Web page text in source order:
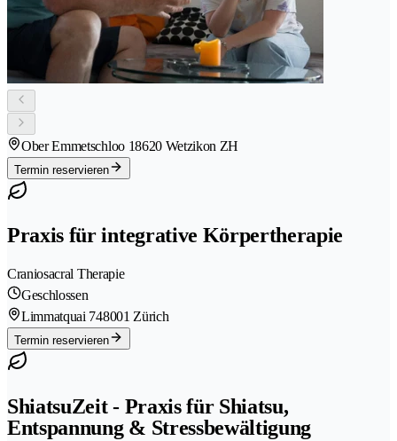
Ober Emmetschloo 18620 Wetzikon ZH
Termin reservieren
Praxis für integrative Körpertherapie
Craniosacral Therapie
Geschlossen
Limmatquai 748001 Zürich
Termin reservieren
ShiatsuZeit - Praxis für Shiatsu,
Entspannung & Stressbewältigung